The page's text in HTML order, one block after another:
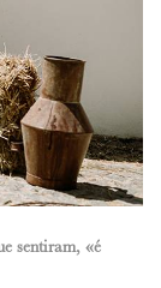
sentiram, «é